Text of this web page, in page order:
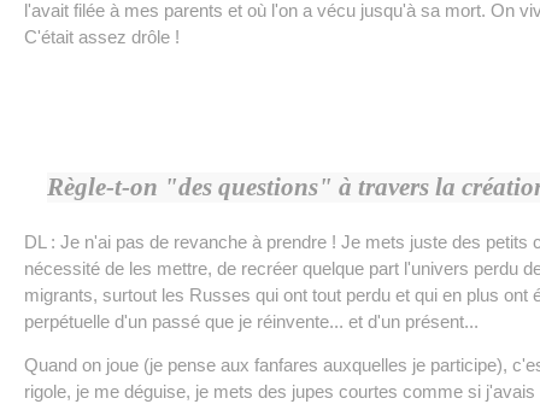
l'avait filée à mes parents et où l'on a vécu jusqu'à sa mort. On
C'était assez drôle !
Règle-t-on "des questions" à travers la
DL : Je n'ai pas de revanche à prendre ! Je mets juste des petits
nécessité de les mettre, de recréer quelque part l'univers perdu
migrants, surtout les Russes qui ont tout perdu et qui en plus
perpétuelle d'un passé que je réinvente... et d'un présent...
Quand on joue (je pense aux fanfares auxquelles je participe),
rigole, je me déguise, je mets des jupes courtes comme si